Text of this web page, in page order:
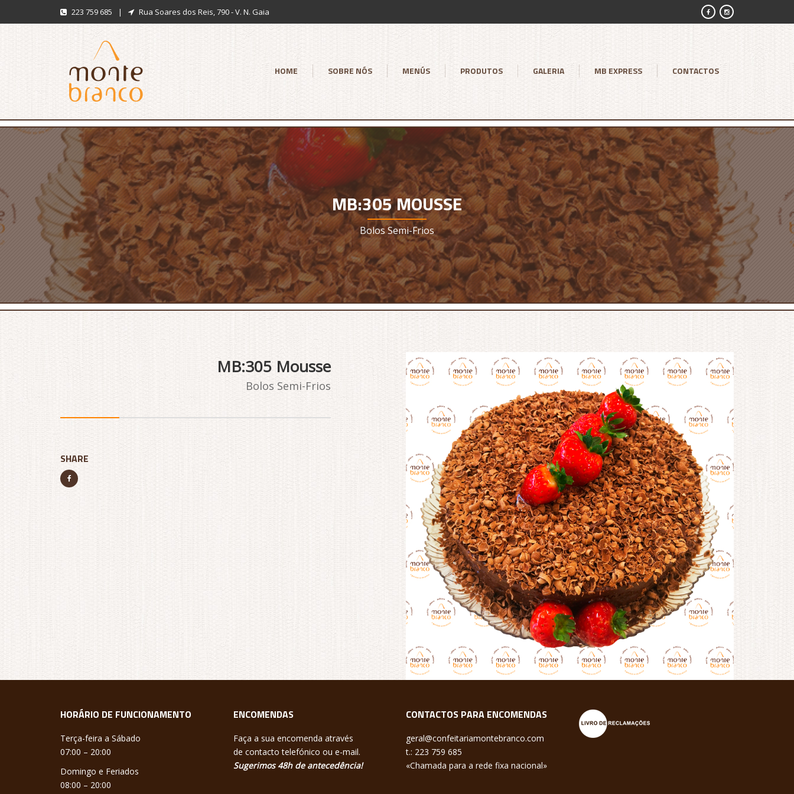
223 759 685 | Rua Soares dos Reis, 790 - V. N. Gaia
HOME SOBRE NÓS MENÚS PRODUTOS GALERIA MB EXPRESS CONTACTOS
MB:305 MOUSSE
Bolos Semi-Frios
MB:305 Mousse
Bolos Semi-Frios
SHARE
HORÁRIO DE FUNCIONAMENTO
Terça-feira a Sábado
07:00 – 20:00
Domingo e Feriados
08:00 – 20:00
ENCOMENDAS
Faça a sua encomenda através
de contacto telefónico ou e-mail.
Sugerimos 48h de antecedência!
CONTACTOS PARA ENCOMENDAS
geral@confeitariamontebranco.com
t.: 223 759 685
«Chamada para a rede fixa nacional»